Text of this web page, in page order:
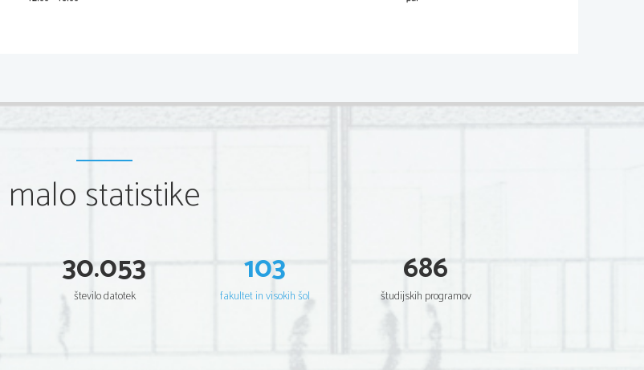
malo statistike
30.053
število datotek
103
fakultet in visokih šol
686
študijskih programov